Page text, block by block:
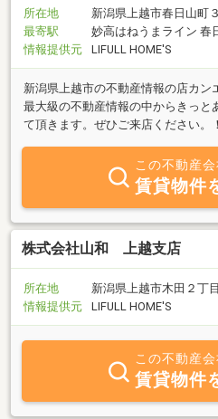
所在地
新潟県上越市春日山町
最寄駅
妙高はねうまライン 春
情報提供元
LIFULL HOME'S
新潟県上越市の不動産情報の店カ
最大級の不動産情報の中からきっと
て頂きます。ぜひご来店ください。！
この不動産
賃貸物件
株式会社山和 上越支店
所在地
新潟県上越市木田２丁
情報提供元
LIFULL HOME'S
この不動産
賃貸物件